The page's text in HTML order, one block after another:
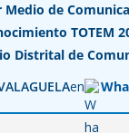
Medio de
TOTEM
Distrital de
en